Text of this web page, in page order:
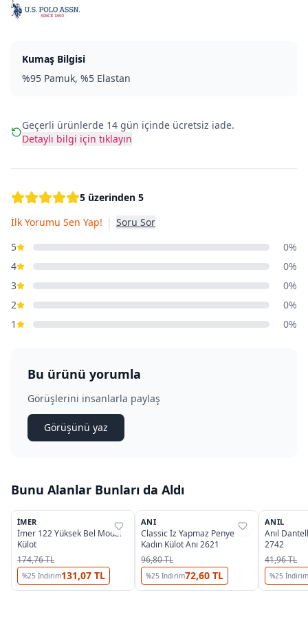
Kumaş Bilgisi
%95 Pamuk, %5 Elastan
Geçerli ürünlerde 14 gün içinde ücretsiz iade.
Detaylı bilgi için tıklayın
5 üzerinden 5
İlk Yorumu Sen Yap! | Soru Sor
5
0%
4
0%
3
0%
2
0%
1
0%
Bu ürünü yorumla
Görüşlerini insanlarla paylaş
Görüşünü yaz
Bunu Alanlar Bunları da Aldı
%39
İMER
İmer 122 Yüksek Bel Modal
Külot
174,76 TL
%25 İndirim131,07 TL
%37
ANI
Classic İz Yapmaz Penye
Kadın Külot Anı 2621
96,80 TL
%25 İndirim72,60 TL
%38
ANIL
Anıl
2742
41,96 TL
%25 İndirim